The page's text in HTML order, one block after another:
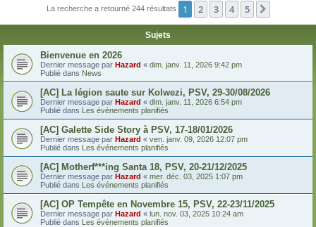
c
La recherche a retourné 244 résultats 1 2 3 4 5
Sujets
Bienvenue en 2026
Dernier message par Hazard « dim. janv. 11, 2026 9:42 pm
Publié dans News
[AC] La légion saute sur Kolwezi, PSV, 29-30/08/2026
Dernier message par Hazard « dim. janv. 11, 2026 6:54 pm
Publié dans Les événements planifiés
[AC] Galette Side Story à PSV, 17-18/01/2026
Dernier message par Hazard « ven. janv. 09, 2026 12:07 pm
Publié dans Les événements planifiés
[AC] Motherf***ing Santa 18, PSV, 20-21/12/2025
Dernier message par Hazard « mer. déc. 03, 2025 1:07 pm
Publié dans Les événements planifiés
[AC] OP Tempête en Novembre 15, PSV, 22-23/11/2025
Dernier message par Hazard « lun. nov. 03, 2025 10:24 am
Publié dans Les événements planifiés